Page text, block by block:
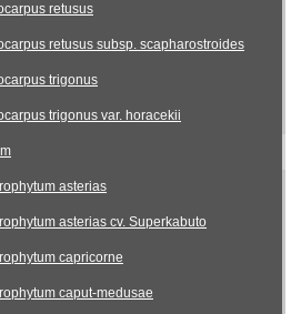
retusus
retusus subsp. scapharostroides
trigonus
trigonus var. horacekii
asterias
asterias cv. Superkabuto
capricorne
caput-medusae